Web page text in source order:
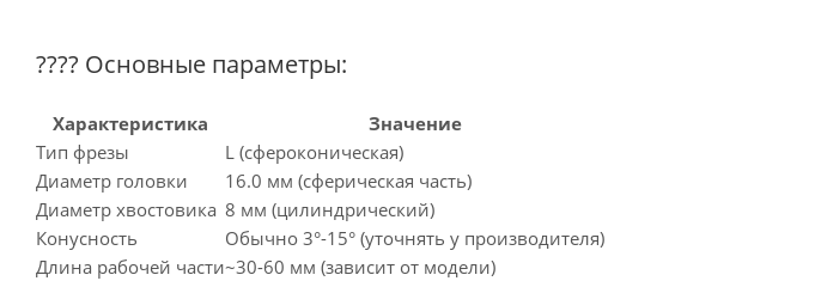
???? Основные параметры:
Характеристика
Значение
Тип фрезы
L (сфероконическая)
Диаметр головки
16.0 мм (сферическая часть)
Диаметр хвостовика 8 мм (цилиндрический)
Конусность
Обычно 3°-15° (уточнять у производителя)
Длина рабочей части~30-60 мм (зависит от модели)